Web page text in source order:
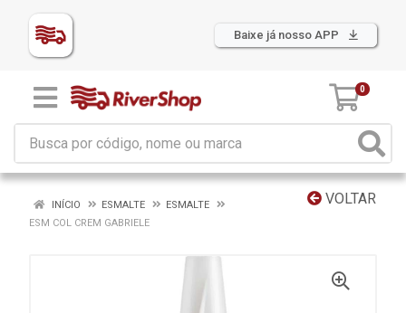
Baixe já nosso APP
0
VOLTAR
INÍCIO ESMALTE
ESMALTE
ESM COL CREM GABRIELE